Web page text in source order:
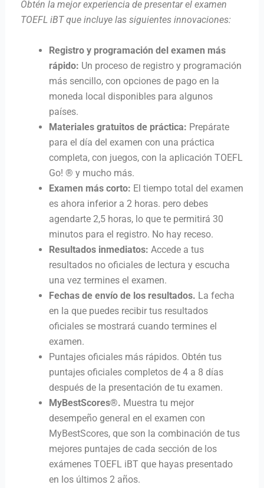
Obtén la mejor experiencia de presentar el examen
TOEFL iBT que incluye las siguientes innovaciones:
Registro y programación del examen más
rápido: Un proceso de registro y programación
más sencillo, con opciones de pago en la
moneda local disponibles para algunos
países.
Materiales gratuitos de práctica: Prepárate
para el día del examen con una práctica
completa, con juegos, con la aplicación TOEFL
Go! ® y mucho más.
Examen más corto: El tiempo total del examen
es ahora inferior a 2 horas. pero debes
agendarte 2,5 horas, lo que te permitirá 30
minutos para el registro. No hay receso.
Resultados inmediatos: Accede a tus
resultados no oficiales de lectura y escucha
una vez termines el examen.
Fechas de envío de los resultados. La fecha
en la que puedes recibir tus resultados
oficiales se mostrará cuando termines el
examen.
Puntajes oficiales más rápidos. Obtén tus
puntajes oficiales completos de 4 a 8 días
después de la presentación de tu examen.
MyBestScores®. Muestra tu mejor
desempeño general en el examen con
MyBestScores, que son la combinación de tus
mejores puntajes de cada sección de los
exámenes TOEFL iBT que hayas presentado
en los últimos 2 años.